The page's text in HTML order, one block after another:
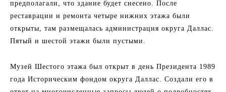
предполагали, что здание будет снесено. После
реставрации и ремонта четыре нижних этажа были
открыты, там размещалась администрация округа Даллас.
Пятый и шестой этажи были пустыми.
Музей Шестого этажа был открыт в день Президента 1989
года Историческим фондом округа Даллас. Создали его в